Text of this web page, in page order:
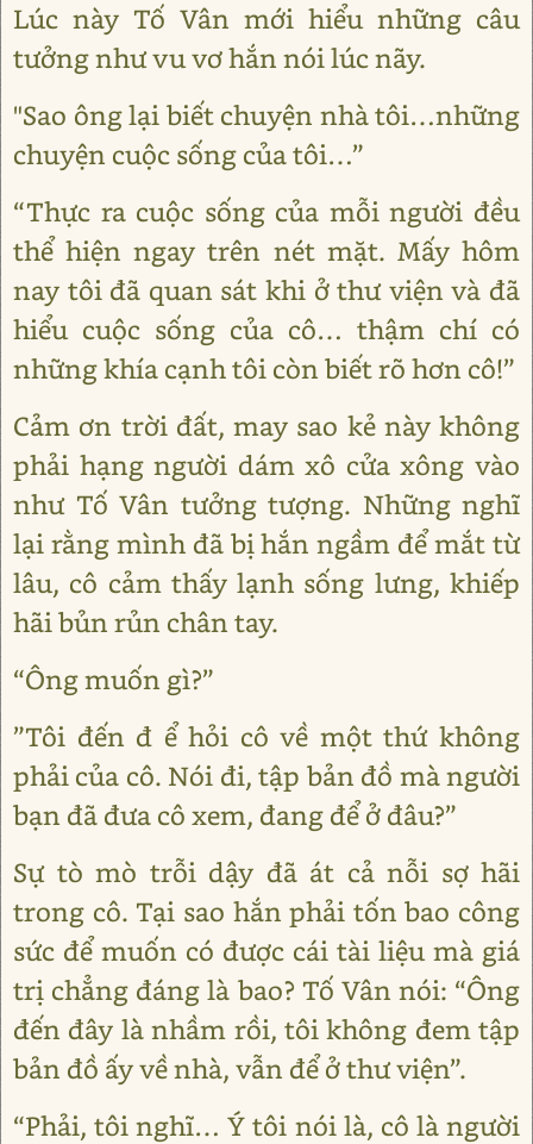
Lúc này Tố Vân mới hiểu những câu
tưởng như vu vơ hắn nói lúc nãy.
"Sao ông lại biết chuyện nhà tôi…những
chuyện cuộc sống của tôi…”
“Thực ra cuộc sống của mỗi người đều
thể hiện ngay trên nét mặt. Mấy hôm
nay tôi đã quan sát khi ở thư viện và đã
hiểu cuộc sống của cô… thậm chí có
những khía cạnh tôi còn biết rõ hơn cô!”
Cảm ơn trời đất, may sao kẻ này không
phải hạng người dám xô cửa xông vào
như Tố Vân tưởng tượng. Những nghĩ
lại rằng mình đã bị hắn ngầm để mắt từ
lâu, cô cảm thấy lạnh sống lưng, khiếp
hãi bủn rủn chân tay.
“Ông muốn gì?”
”Tôi đến đ ể hỏi cô về một thứ không
phải của cô. Nói đi, tập bản đồ mà người
bạn đã đưa cô xem, đang để ở đâu?”
Sự tò mò trỗi dậy đã át cả nỗi sợ hãi
trong cô. Tại sao hắn phải tốn bao công
sức để muốn có được cái tài liệu mà giá
trị chẳng đáng là bao? Tố Vân nói: “Ông
đến đây là nhầm rồi, tôi không đem tập
bản đồ ấy về nhà, vẫn để ở thư viện”.
“Phải, tôi nghĩ… Ý tôi nói là, cô là người